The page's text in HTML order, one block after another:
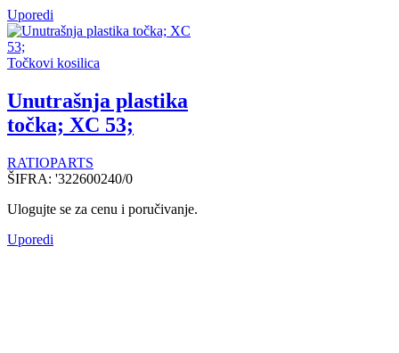
Uporedi
Točkovi kosilica
Unutrašnja plastika
točka; XC 53;
RATIOPARTS
ŠIFRA: '322600240/0
Ulogujte se za cenu i poručivanje.
Uporedi